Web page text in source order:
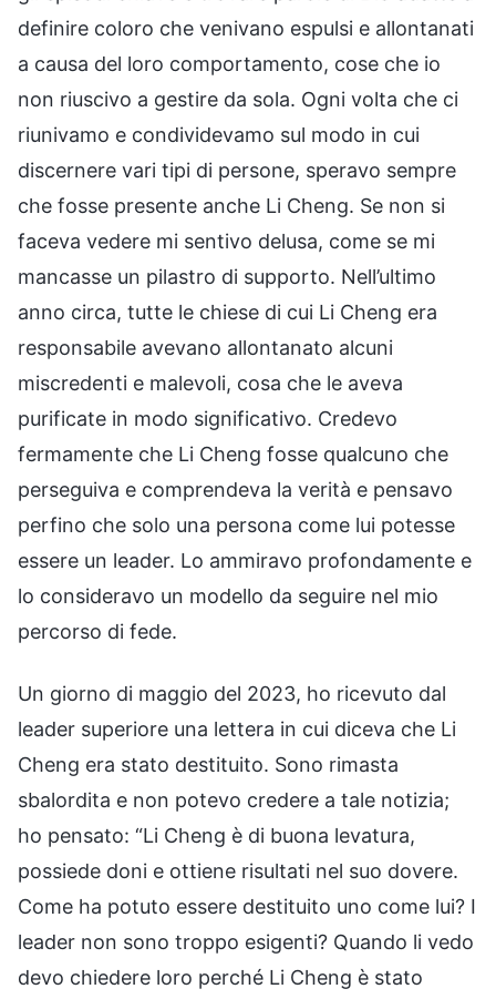
definire coloro che venivano espulsi e allontanati
a causa del loro comportamento, cose che io
non riuscivo a gestire da sola. Ogni volta che ci
riunivamo e condividevamo sul modo in cui
discernere vari tipi di persone, speravo sempre
che fosse presente anche Li Cheng. Se non si
faceva vedere mi sentivo delusa, come se mi
mancasse un pilastro di supporto. Nell’ultimo
anno circa, tutte le chiese di cui Li Cheng era
responsabile avevano allontanato alcuni
miscredenti e malevoli, cosa che le aveva
purificate in modo significativo. Credevo
fermamente che Li Cheng fosse qualcuno che
perseguiva e comprendeva la verità e pensavo
perfino che solo una persona come lui potesse
essere un leader. Lo ammiravo profondamente e
lo consideravo un modello da seguire nel mio
percorso di fede.
Un giorno di maggio del 2023, ho ricevuto dal
leader superiore una lettera in cui diceva che Li
Cheng era stato destituito. Sono rimasta
sbalordita e non potevo credere a tale notizia;
ho pensato: “Li Cheng è di buona levatura,
possiede doni e ottiene risultati nel suo dovere.
Come ha potuto essere destituito uno come lui? I
leader non sono troppo esigenti? Quando li vedo
devo chiedere loro perché Li Cheng è stato